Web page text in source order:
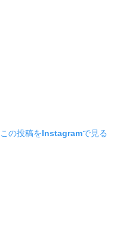
この投稿をInstagramで見る